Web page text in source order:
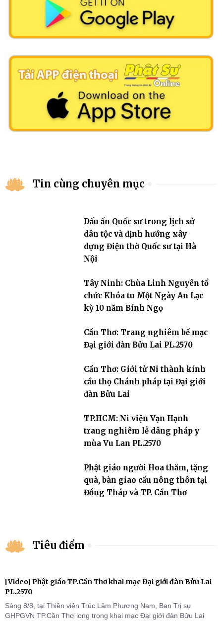
Tin cùng chuyên mục
Dấu ấn Quốc sư trong lịch sử
dân tộc và định hướng xây
dựng Điện thờ Quốc sư tại Hà
Nội
Tây Ninh: Chùa Linh Nguyên tổ
chức Khóa tu Một Ngày An Lạc
kỳ 10 năm Bính Ngọ
Cần Thơ: Trang nghiêm bế mạc
Đại giới đàn Bửu Lai PL.2570
Cần Thơ: Giới tử Ni thành kính
cầu thọ Chánh pháp tại Đại giới
đàn Bửu Lai
TP.HCM: Ni viện Vạn Hạnh
trang nghiêm lễ dâng pháp y
mùa Vu Lan PL.2570
Phật giáo người Hoa thăm, tặng
quà, bàn giao cầu nông thôn tại
Đồng Tháp và TP. Cần Thơ
Tiêu điểm
[Video] Phật giáo TP.Cần Thơ khai mạc Đại giới đàn Bửu Lai
PL.2570
Sáng 8/8, tại Thiền viện Trúc Lâm Phương Nam, Ban Trị sự
GHPGVN TP.Cần Thơ long trọng khai mạc Đại giới đàn Bửu Lai